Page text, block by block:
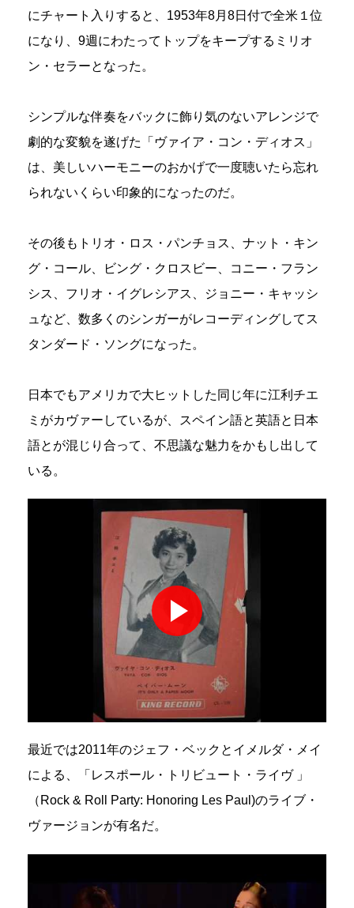
にチャート入りすると、1953年8月8日付で全米１位
になり、9週にわたってトップをキープするミリオ
ン・セラーとなった。
シンプルな伴奏をバックに飾り気のないアレンジで
劇的な変貌を遂げた「ヴァイア・コン・ディオス」
は、美しいハーモニーのおかげで一度聴いたら忘れ
られないくらい印象的になったのだ。
その後もトリオ・ロス・パンチョス、ナット・キン
グ・コール、ビング・クロスビー、コニー・フラン
シス、フリオ・イグレシアス、ジョニー・キャッシ
ュなど、数多くのシンガーがレコーディングしてス
タンダード・ソングになった。
日本でもアメリカで大ヒットした同じ年に江利チエ
ミがカヴァーしているが、スペイン語と英語と日本
語とが混じり合って、不思議な魅力をかもし出して
いる。
最近では2011年のジェフ・ベックとイメルダ・メイ
による、「レスポール・トリビュート・ライヴ 」
（Rock & Roll Party: Honoring Les Paul)のライブ・
ヴァージョンが有名だ。